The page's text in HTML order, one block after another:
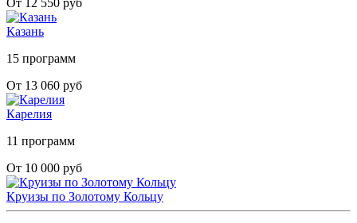
От 12 550 руб
Казань
15 программ
От 13 060 руб
Карелия
11 программ
От 10 000 руб
Круизы по Золотому Кольцу